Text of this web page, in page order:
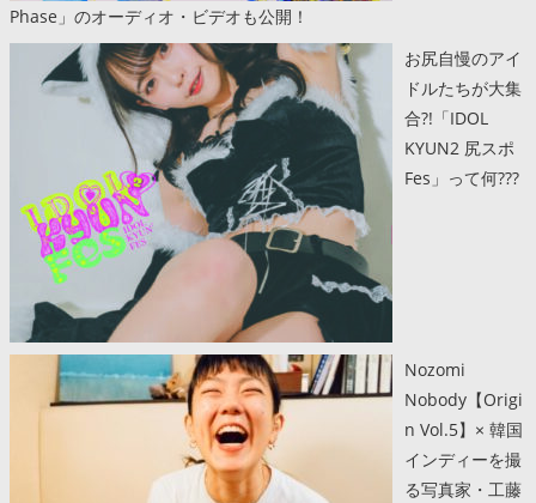
Phase」のオーディオ・ビデオも公開！
お尻自慢のアイ
ドルたちが大集
合?!「IDOL
KYUN2 尻スポ
Fes」って何???
Nozomi
Nobody【Origi
n Vol.5】× 韓国
インディーを撮
る写真家・工藤